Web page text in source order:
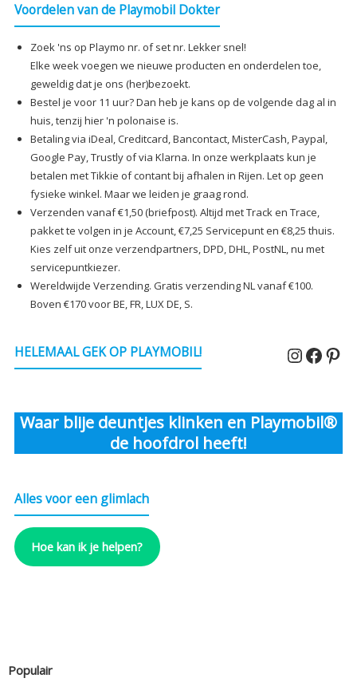
Voordelen van de Playmobil Dokter
Zoek 'ns op Playmo nr. of set nr. Lekker snel!
Elke week voegen we nieuwe producten en onderdelen toe,
geweldig dat je ons (her)bezoekt.
Bestel je voor 11 uur? Dan heb je kans op de volgende dag al in
huis, tenzij hier 'n polonaise is.
Betaling via iDeal, Creditcard, Bancontact, MisterCash, Paypal,
Google Pay, Trustly of via Klarna. In onze werkplaats kun je
betalen met Tikkie of contant bij afhalen in Rijen. Let op geen
fysieke winkel. Maar we leiden je graag rond.
Verzenden vanaf €1,50 (briefpost). Altijd met Track en Trace,
pakket te volgen in je Account, €7,25 Servicepunt en €8,25 thuis.
Kies zelf uit onze verzendpartners, DPD, DHL, PostNL, nu met
servicepuntkiezer.
Wereldwijde Verzending. Gratis verzending NL vanaf €100.
Boven €170 voor BE, FR, LUX DE, S.
HELEMAAL GEK OP PLAYMOBIL!
Waar blije deuntjes klinken en Playmobil®
de hoofdrol heeft!
Alles voor een glimlach
Hoe kan ik je helpen?
Populair